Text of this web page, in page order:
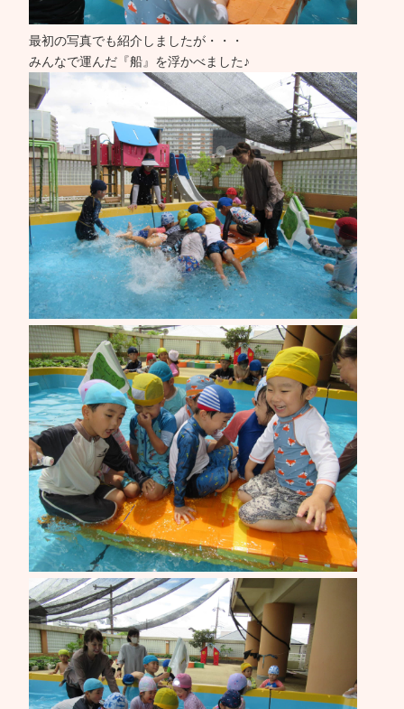
最初の写真でも紹介しましたが・・・
みんなで運んだ『船』を浮かべました♪